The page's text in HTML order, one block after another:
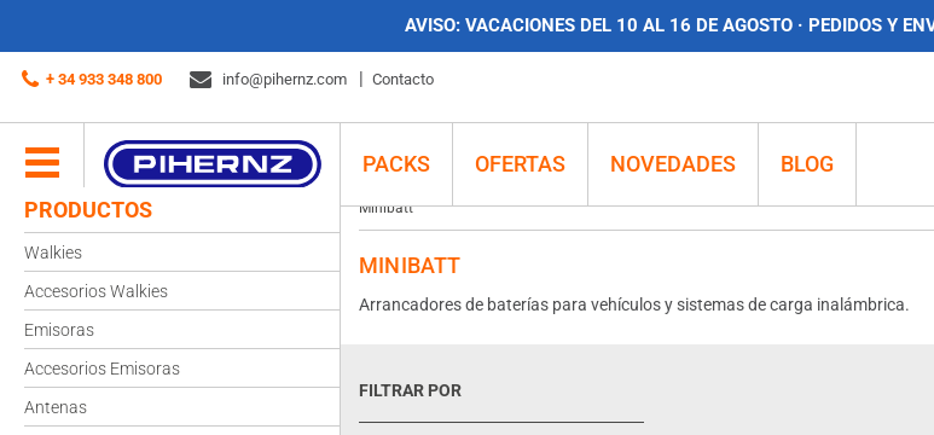
AVISO: VACACIONES DEL 10 AL 16 DE AGOSTO · PEDIDOS Y
+ 34 933 348 800 info@pihernz.com Contacto
PACKS OFERTAS NOVEDADES
BLOG
PRODUCTOS
Walkies
Accesorios Walkies
Emisoras
Accesorios Emisoras
Antenas
Minibatt
MINIBATT
Arrancadores de baterías para vehículos y sistemas de carga inalámbrica.
FILTRAR POR